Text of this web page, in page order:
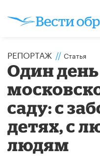
РЕПОРТАЖ // Статья
Один день
саду: с
детях, с
людям